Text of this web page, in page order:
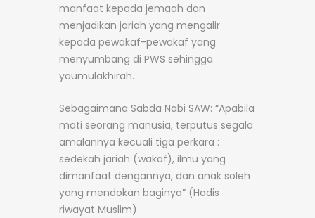
manfaat kepada jemaah dan
menjadikan jariah yang mengalir
kepada pewakaf-pewakaf yang
menyumbang di PWS sehingga
yaumulakhirah.
Sebagaimana Sabda Nabi SAW: “Apabila
mati seorang manusia, terputus segala
amalannya kecuali tiga perkara :
sedekah jariah (wakaf), ilmu yang
dimanfaat dengannya, dan anak soleh
yang mendokan baginya” (Hadis
riwayat Muslim)